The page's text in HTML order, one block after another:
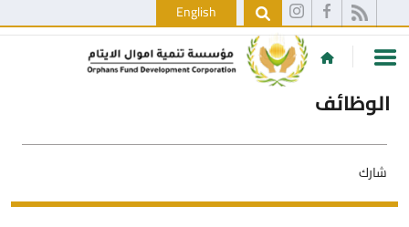
English
الوظائف
شارك